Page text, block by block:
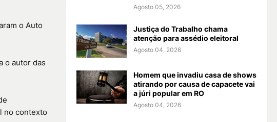
o Auto
o autor das
no contexto
Agosto 05, 2026
Justiça do Trabalho chama
atenção para assédio eleitoral
Agosto 04, 2026
Homem que invadiu casa de shows
atirando por causa de capacete vai
a júri popular em RO
Agosto 04, 2026